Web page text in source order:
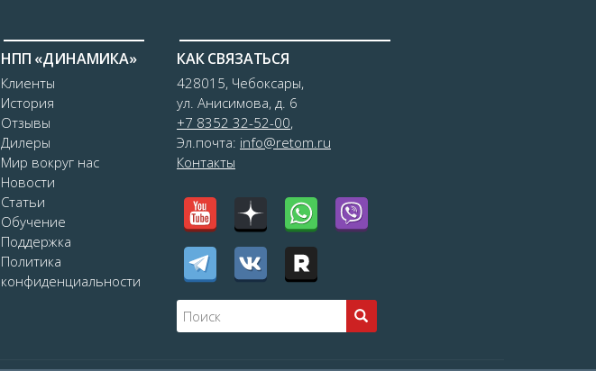
НПП «ДИНАМИКА»
Клиенты
История
Отзывы
Дилеры
Мир вокруг нас
Новости
Статьи
Обучение
Поддержка
Политика
конфиденциальности
КАК СВЯЗАТЬСЯ
428015, Чебоксары,
ул. Анисимова, д. 6
+7 8352 32-52-00,
Эл.почта: info@retom.ru
Контакты